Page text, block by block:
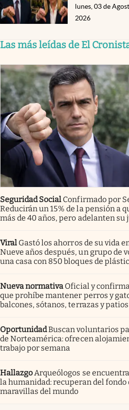
lunes, 03 de
2026
Las más leídas de El
Seguridad Social Confirmado por
Reducirán un 15% de la pensión a
más de 40 años, pero adelanten su
Viral Gastó los ahorros de su vida
Nueve años después, un grupo de
una casa con 850 bloques de
Nueva normativa Oficial y
que prohíbe mantener perros y
balcones, sótanos, terrazas y patios
OportunidadBuscan voluntarios
de Norteamérica: ofrecen
trabajo por semana
Hallazgo Arqueólogos se
la humanidad: recuperan del fondo
maravillas del mundo